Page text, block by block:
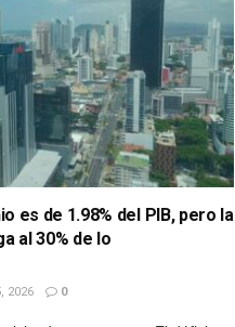
es de 1.98% del PIB, pero la
al 30% de lo
2026 0